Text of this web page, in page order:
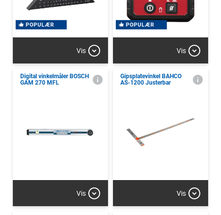
POPULÆR
Vis
POPULÆR
Vis
Digital vinkelmåler BOSCH
GAM 270 MFL
Vis
Gipsplatevinkel BAHCO
AS-1200 Justerbar
Vis